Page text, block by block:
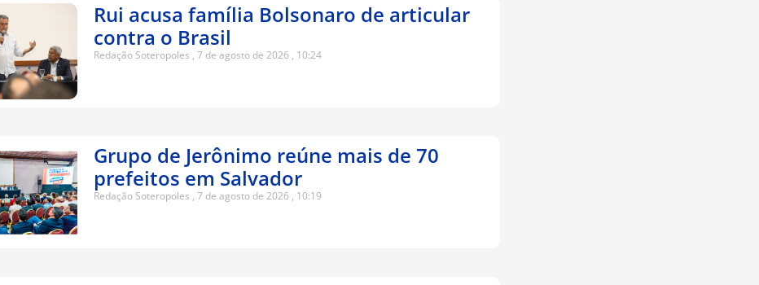
Rui acusa família Bolsonaro de articular
contra o Brasil
Redação Soteropoles 7 de agosto de 2026 10:24
Grupo de Jerônimo reúne mais de 70
prefeitos em Salvador
Redação Soteropoles 7 de agosto de 2026 10:19